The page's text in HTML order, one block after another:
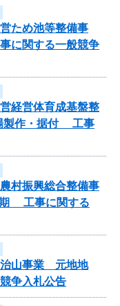
ため池等整備事
関する一般競争
経営体育成基盤整
製作・据付 工事
村振興総合整備事
工事に関する
治山事業 元地地
争入札公告